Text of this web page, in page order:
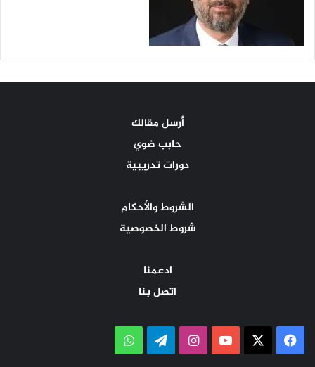
أرسل مقالك
حابب ضوي
دورات تدريبية
الشروط والأحكام
شروط الخصوصية
ادعمنا
اتصل بنا
فيسبوك ‫YouTubeانستقرامتيلقرامواتساب